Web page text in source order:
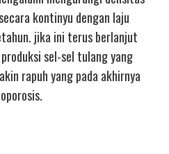
kontinyu dengan laju
jika ini terus berlanjut
sel-sel tulang yang
rapuh yang pada akhirnya